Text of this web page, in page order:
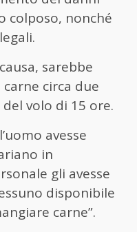
colposo, nonché
sarebbe
circa due
volo di 15 ore.
avesse
in
gli avesse
disponibile
carne”.